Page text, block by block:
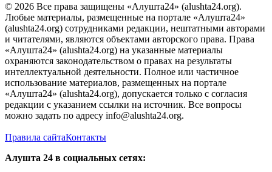
© 2026 Все права защищены «Алушта24» (alushta24.org).
Любые материалы, размещенные на портале «Алушта24»
(alushta24.org) сотрудниками редакции, нештатными авторами
и читателями, являются объектами авторского права. Права
«Алушта24» (alushta24.org) на указанные материалы
охраняются законодательством о правах на результаты
интеллектуальной деятельности. Полное или частичное
использование материалов, размещенных на портале
«Алушта24» (alushta24.org), допускается только с согласия
редакции с указанием ссылки на источник. Все вопросы
можно задать по адресу info@alushta24.org.
Правила сайтаКонтакты
Алушта 24 в социальных сетях: